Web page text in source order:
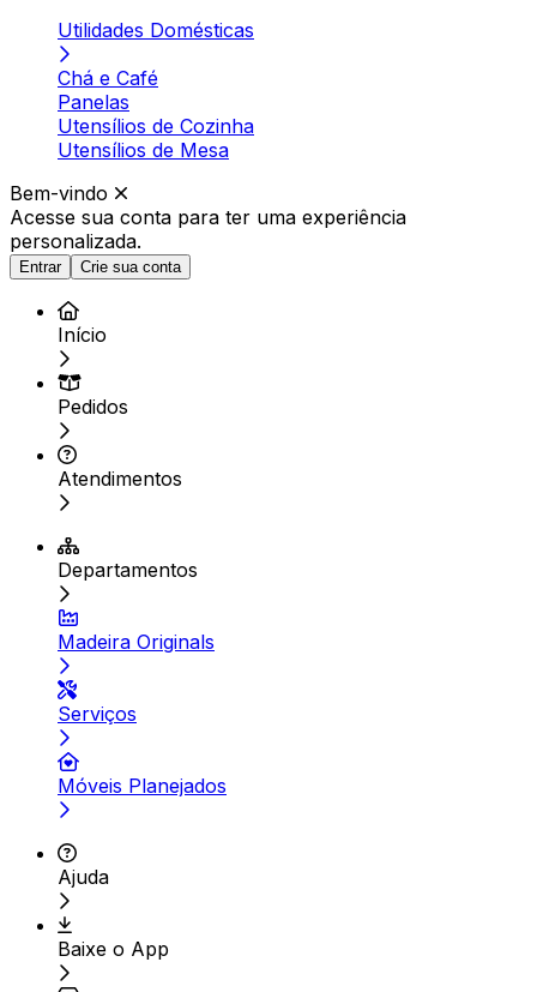
Utilidades Domésticas
Chá e Café
Panelas
Utensílios de Cozinha
Utensílios de Mesa
Bem-vindo
Acesse sua conta para ter uma experiência
personalizada.
Entrar Crie sua conta
Início
Pedidos
Atendimentos
Departamentos
Madeira Originals
Serviços
Móveis Planejados
Ajuda
Baixe o App